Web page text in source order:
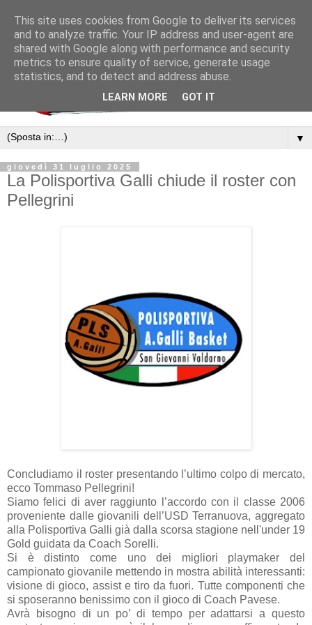
▼
giovedì 31 luglio 2025
La Polisportiva Galli chiude il roster con
Pellegrini
Concludiamo il roster presentando l’ultimo colpo di mercato,
ecco Tommaso Pellegrini!
Siamo felici di aver raggiunto l’accordo con il classe 2006
proveniente dalle giovanili dell’USD Terranuova, aggregato
alla Polisportiva Galli già dalla scorsa stagione nell'under 19
Gold guidata da Coach Sorelli.
Si è distinto come uno dei migliori playmaker del
campionato giovanile mettendo in mostra abilità interessanti:
visione di gioco, assist e tiro da fuori. Tutte componenti che
si sposeranno benissimo con il gioco di Coach Pavese.
Avrà bisogno di un po’ di tempo per adattarsi a questo
This site uses cookies from Google to deliver its services
and to analyze traffic. Your IP address and user-agent are
shared with Google along with performance and security
metrics to ensure quality of service, generate usage
statistics, and to detect and address abuse.
LEARN MORE GOT IT